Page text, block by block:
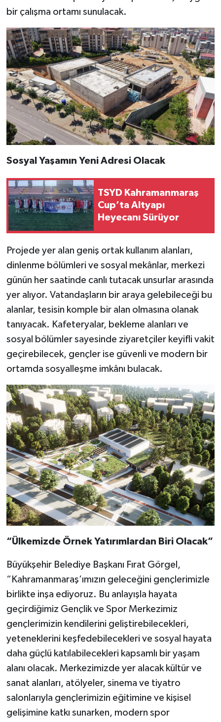
bir çalışma ortamı sunulacak.
Sosyal Yaşamın Yeni Adresi Olacak
TSYD Kahramanmaraş
Cup’ta Altyapı
Heyecanı Sürüyor
Projede yer alan geniş ortak kullanım alanları,
dinlenme bölümleri ve sosyal mekânlar, merkezi
günün her saatinde canlı tutacak unsurlar arasında
yer alıyor. Vatandaşların bir araya gelebileceği bu
alanlar, tesisin komple bir alan olmasına olanak
tanıyacak. Kafeteryalar, bekleme alanları ve
sosyal bölümler sayesinde ziyaretçiler keyifli vakit
geçirebilecek, gençler ise güvenli ve modern bir
ortamda sosyalleşme imkânı bulacak.
“Ülkemizde Örnek Yatırımlardan Biri Olacak”
Büyükşehir Belediye Başkanı Fırat Görgel,
“Kahramanmaraş’ımızın geleceğini gençlerimizle
birlikte inşa ediyoruz. Bu anlayışla hayata
geçirdiğimiz Gençlik ve Spor Merkezimiz
gençlerimizin kendilerini geliştirebilecekleri,
yeteneklerini keşfedebilecekleri ve sosyal hayata
daha güçlü katılabilecekleri kapsamlı bir yaşam
alanı olacak. Merkezimizde yer alacak kültür ve
sanat alanları, atölyeler, sinema ve tiyatro
salonlarıyla gençlerimizin eğitimine ve kişisel
gelişimine katkı sunarken, modern spor